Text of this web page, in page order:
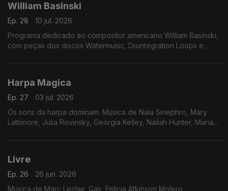
William Basinski
Ep. 28
10 jul. 2026
Programa dedicado ao compositor americano William Basinski,
com peças dos discos Watermusic, Disintegration Loops e
Harpa Magica
Ep. 27
03 jul. 2026
Os sons da harpa dominam. Música de Nala Sinephro, Mary
Lattimore, Julia Rovinsky, Georgia Kelley, Nailah Hunter, Maria
Livre
Ep. 26
26 jun. 2026
Música de Marc Leclair, Gas, Felicia Atkinson,Molero,